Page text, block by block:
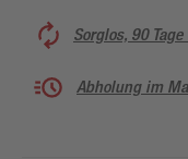
Sorglos, 90
Abholung im